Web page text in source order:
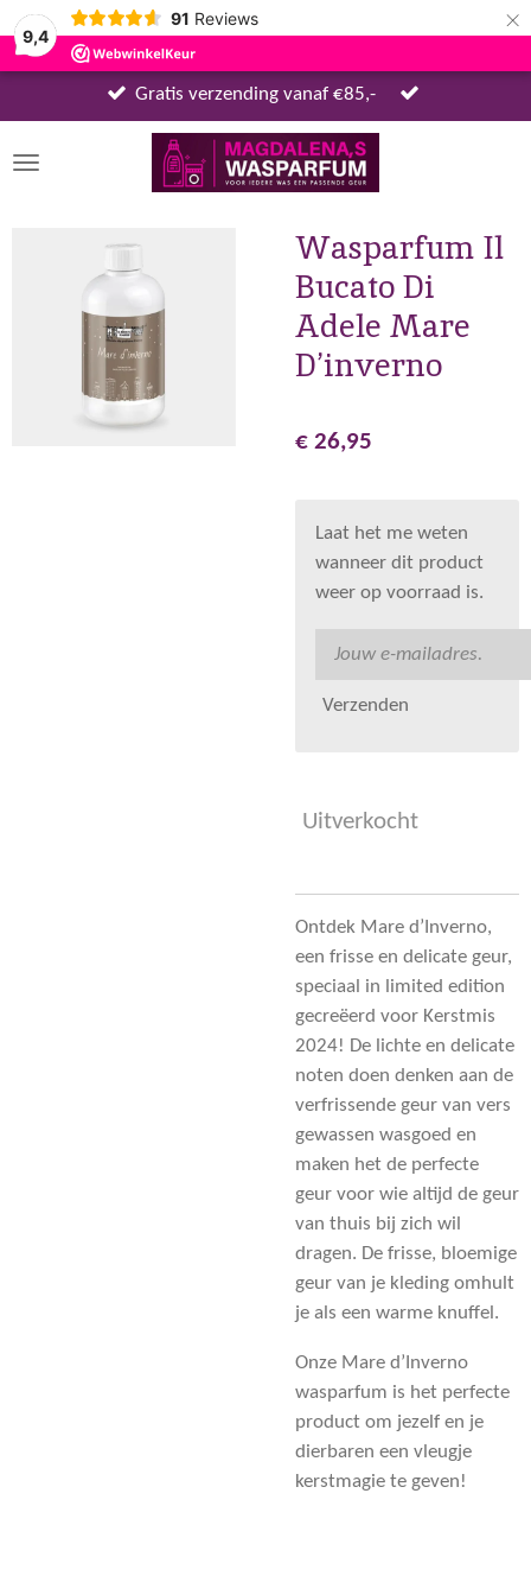
9,4
91 Reviews ×
Gratis verzending vanaf €85,-
Wasparfum Il
Bucato Di
Adele Mare
D’inverno
€ 26,95
Laat het me weten
wanneer dit product
weer op voorraad is.
Verzenden
Uitverkocht
Ontdek Mare d’Inverno,
een frisse en delicate geur,
speciaal in limited edition
gecreëerd voor Kerstmis
2024! De lichte en delicate
noten doen denken aan de
verfrissende geur van vers
gewassen wasgoed en
maken het de perfecte
geur voor wie altijd de geur
van thuis bij zich wil
dragen. De frisse, bloemige
geur van je kleding omhult
je als een warme knuffel.
Onze Mare d’Inverno
wasparfum is het perfecte
product om jezelf en je
dierbaren een vleugje
kerstmagie te geven!